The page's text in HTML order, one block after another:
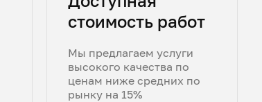
стоимость работ
Мы предлагаем услуги
высокого качества по
ценам ниже средних по
рынку на 15%